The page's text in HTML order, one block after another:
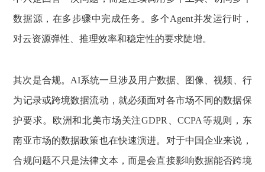
数据源，在多步骤中完成任务。多个Agent并发运行时，
对云资源弹性、推理效率和稳定性的要求陡增。
其次是合规。AI系统一旦涉及用户数据、图像、视频、行
为记录或跨境数据流动，就必须面对各市场不同的数据保
护要求。欧洲和北美市场关注GDPR、CCPA等规则，东
南亚市场的数据政策也在快速演进。对于中国企业来说，
合规问题不只是法律文本，而是会直接影响数据能否跨境